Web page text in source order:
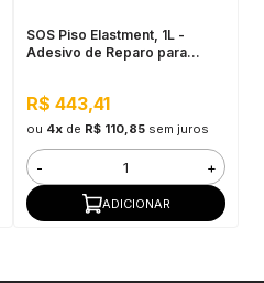
SOS Piso Elastment, 1L -
Adesivo de Reparo para
R$ 443,41
ou 4xde R$ 110,85 sem juros
- +
ADICIONAR